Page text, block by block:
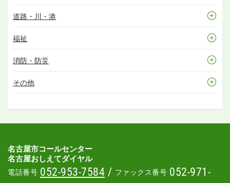
道路・川・港
福祉
消防・防災
その他
名古屋市コールセンター
名古屋おしえてダイヤル
電話番号 052-953-7584 / ファックス番号 052-971-